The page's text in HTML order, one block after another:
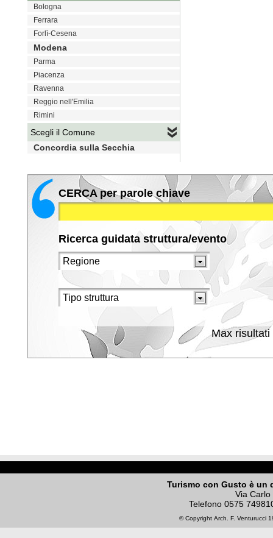
Bologna
Ferrara
Forlì-Cesena
Modena
Parma
Piacenza
Ravenna
Reggio nell'Emilia
Rimini
Scegli il Comune
Concordia sulla Secchia
CERCA per parole chiave
Ricerca guidata struttura/evento
Max risultati
Turismo con Gusto è un
Via
Telefono 0575
© Copyright Arch. F. Venturucci